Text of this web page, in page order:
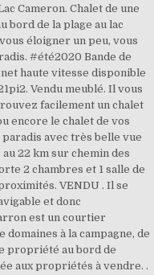
Cameron. Chalet de une
bord de la plage au lac
vous éloigner un peu, vous
#été2020 Bande de
haute vitesse disponible
Vendu meublé. Il vous
facilement un chalet
encore le chalet de vos
avec très belle vue
22 km sur chemin des
2 chambres et 1 salle de
VENDU . Il se
et donc
est un courtier
à la campagne, de
propriété au bord de
aux propriétés à vendre. .